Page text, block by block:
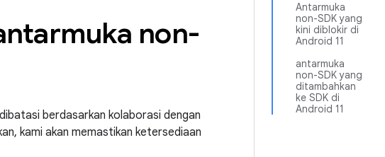
Antarmuka
non-SDK yang
kini diblokir di
Android 11
antarmuka
non-SDK yang
ditambahkan
ke SDK di
Android 11
non-
berdasarkan kolaborasi dengan
kami akan memastikan ketersediaan